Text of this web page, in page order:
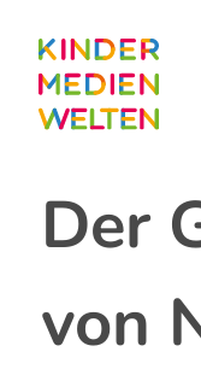
Inhalt
Der
von